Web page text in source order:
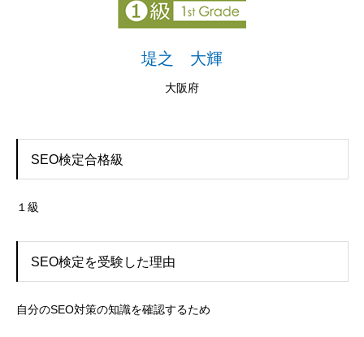
堤之 大輝
大阪府
SEO検定合格級
１級
SEO検定を受験した理由
自分のSEO対策の知識を確認するため